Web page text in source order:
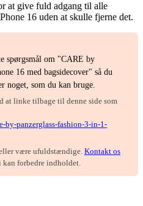
at give fuld adgang til alle
16 uden at skulle fjerne det.
spørgsmål om "CARE by
16 med bagsidecover" så du
noget, som du kan bruge.
at linke tilbage til denne side som
by-panzerglass-fashion-3-in-1-
være ufuldstændige. Kontakt os
kan forbedre indholdet.